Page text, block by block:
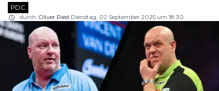
PDC
durch Oliver Ried Dienstag, 02 September 2025 um 18:30